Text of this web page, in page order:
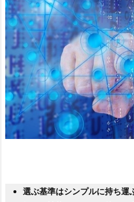
選ぶ基準はシンプルに持ち運